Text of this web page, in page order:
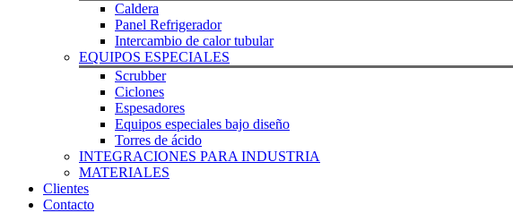
Caldera
Panel Refrigerador
Intercambio de calor tubular
EQUIPOS ESPECIALES
Scrubber
Ciclones
Espesadores
Equipos especiales bajo diseño
Torres de ácido
INTEGRACIONES PARA INDUSTRIA
MATERIALES
Clientes
Contacto